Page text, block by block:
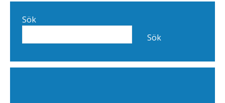
Sök
Sök